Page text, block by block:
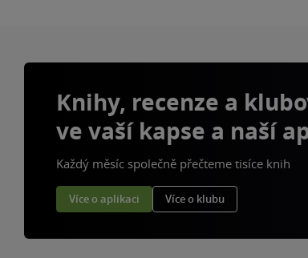
Knihy, recenze a
ve vaší kapse a naší
Každý měsíc společně přečteme tisíce knih
Více o aplikaci Více o klubu